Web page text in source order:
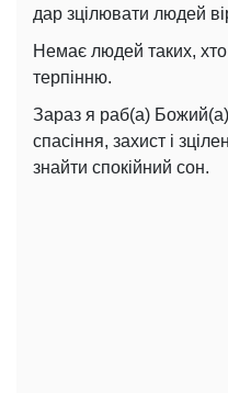
дар зцілювати людей
Немає людей таких,
терпінню.
Зараз я раб(а)
спасіння, захист і
знайти спокійний сон.